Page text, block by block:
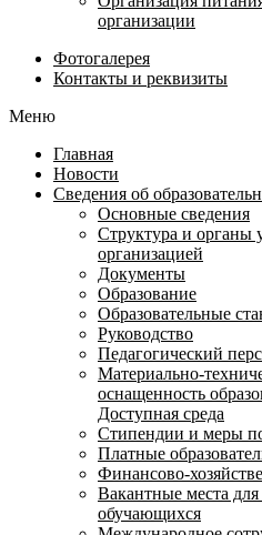
организации
Фотогалерея
Контакты и реквизиты
Меню
Главная
Новости
Сведения об
Основные сведения
Структура и органы
организацией
Документы
Образование
Образовательные
Руководство
Педагогический
Материально-
оснащенность
Доступная среда
Стипендии и меры
Платные
Финансово-
Вакантные места
обучающихся